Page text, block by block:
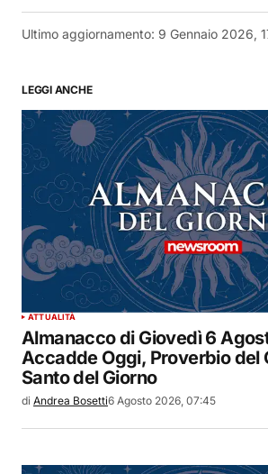
Ultimo aggiornamento: 9 Gennaio 2026,
LEGGI ANCHE
ATTUALITÀ
Almanacco di Giovedì 6
Accadde Oggi, Proverbio del
Santo del Giorno
di Andrea Bosetti6 Agosto 2026, 07:45